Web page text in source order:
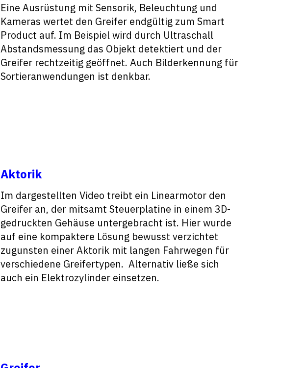
Eine Ausrüstung mit Sensorik, Beleuchtung und
Kameras wertet den Greifer endgültig zum Smart
Product auf. Im Beispiel wird durch Ultraschall
Abstandsmessung das Objekt detektiert und der
Greifer rechtzeitig geöffnet. Auch Bilderkennung für
Sortieranwendungen ist denkbar.
Aktorik
Im dargestellten Video treibt ein Linearmotor den
Greifer an, der mitsamt Steuerplatine in einem 3D-
gedruckten Gehäuse untergebracht ist. Hier wurde
auf eine kompaktere Lösung bewusst verzichtet
zugunsten einer Aktorik mit langen Fahrwegen für
verschiedene Greifertypen. Alternativ ließe sich
auch ein Elektrozylinder einsetzen.